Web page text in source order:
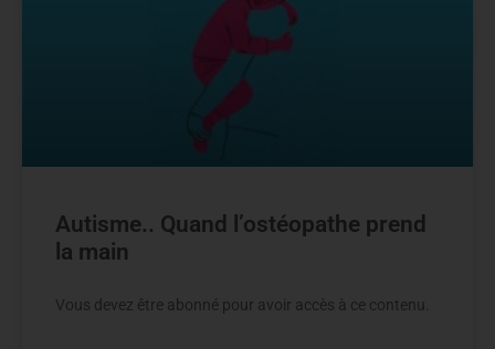
Autisme.. Quand l’ostéopathe prend
la main
Vous devez être abonné pour avoir accès à ce contenu.